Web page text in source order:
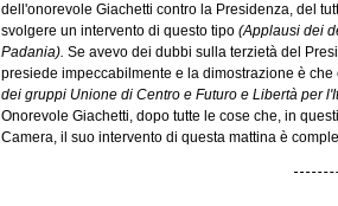
dell'onorevole Giachetti contro la Presidenza, del
svolgere un intervento di questo tipo (Applausi dei
Padania). Se avevo dei dubbi sulla terzietà del
presiede impeccabilmente e la dimostrazione è
dei gruppi Unione di Centro e Futuro e Libertà per
Onorevole Giachetti, dopo tutte le cose che, in
Camera, il suo intervento di questa mattina è